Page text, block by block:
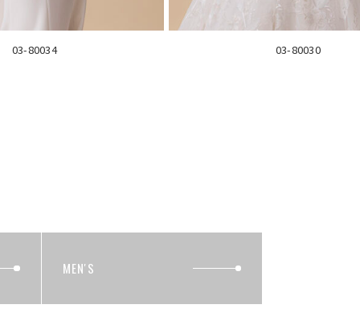
03-80034 03-80030
MEN'S